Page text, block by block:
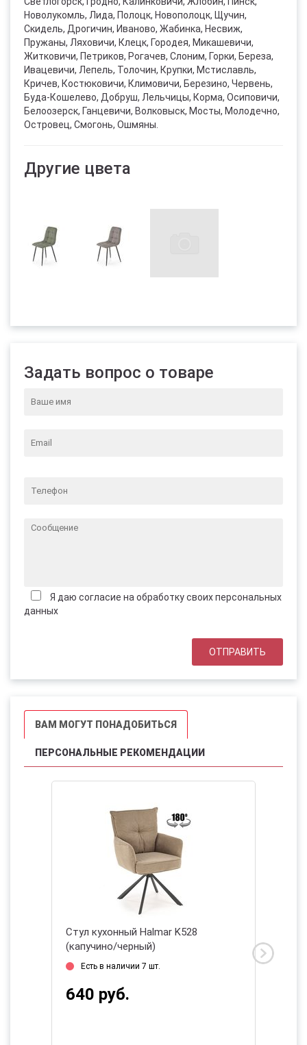
Новолукомль, Лида, Полоцк, Новополоцк, Щучин,
Скидель, Дрогичин, Иваново, Жабинка, Несвиж,
Пружаны, Ляховичи, Клецк, Городея, Микашевичи,
Житковичи, Петриков, Рогачев, Слоним, Горки, Береза,
Ивацевичи, Лепель, Толочин, Крупки, Мстиславль,
Кричев, Костюковичи, Климовичи, Березино, Червень,
Буда-Кошелево, Добруш, Лельчицы, Корма, Осиповичи,
Белоозерск, Ганцевичи, Волковыск, Мосты, Молодечно,
Островец, Смогонь, Ошмяны.
Другие цвета
Задать вопрос о товаре
Я даю согласие на обработку своих персональных
данных
ВАМ МОГУТ ПОНАДОБИТЬСЯ
ПЕРСОНАЛЬНЫЕ РЕКОМЕНДАЦИИ
Стул кухонный Halmar K528
(капучино/черный)
Есть в наличии 7 шт.
640 руб.